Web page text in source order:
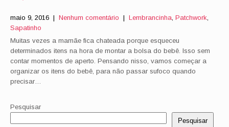
maio 9, 2016 | Nenhum comentário | Lembrancinha, Patchwork,
Sapatinho
Muitas vezes a mamãe fica chateada porque esqueceu
determinados itens na hora de montar a bolsa do bebê. Isso sem
contar momentos de aperto. Pensando nisso, vamos começar a
organizar os itens do bebê, para não passar sufoco quando
precisar…
Pesquisar
Pesquisar